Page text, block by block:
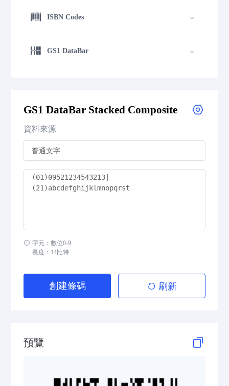
ISBN Codes
GS1 DataBar
GS1 DataBar Expanded Composite
GS1 DataBar Expanded Stacked
GS1 DataBar Expanded Stacked Composite
GS1 DataBar Limited
GS1 DataBar Stacked
GS1 DataBar Stacked Omnidirectional
GS1 DataBar Stacked Composite
資料來源
字元：數位0-9
長度：14比特
創建條碼 刷新
預覽